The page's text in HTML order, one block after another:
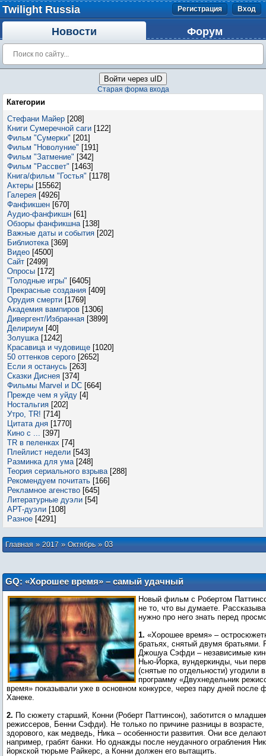
Twilight Russia Регистрация Вход
Новости Форум
Войти через uID
Старая форма входа
Категории
Стефани Майер [208]
Книги Сумеречной саги [122]
Фильм "Сумерки" [201]
Фильм "Новолуние" [191]
Фильм "Затмение" [342]
Фильм "Рассвет" [1463]
Книга/фильм "Гостья" [1178]
Актеры [15562]
Галерея [4926]
Фанфикшен [670]
Аудио-фанфикшн [61]
Обзоры фанфикшна [138]
Важные даты и события [202]
Библиотека [369]
Видео [4500]
Сайт [2499]
Опросы [172]
"Голодные игры" [6405]
Прекрасные создания [409]
Орудия смерти [1769]
Академия вампиров [1306]
Дивергент/Избранная [3899]
Делириум [40]
Золушка [1242]
Красавица и чудовище [1020]
50 оттенков серого [2652]
Если я останусь [263]
Сказки Диснея [374]
Фильмы Marvel и DC [664]
Прежде чем я уйду [4]
Ностальгия [202]
Утро, TR! [714]
Цитата дня [1770]
Кино с ... [397]
TR в пеленках [74]
Плейлист недели [543]
Разминка для ума [248]
Теория сериального взрыва [288]
Рекомендуем почитать [166]
Рекламное агенство [645]
Литературные дуэли [54]
АРТ-дуэли [108]
Разное [4291]
Главная»2017 » Октябрь » 03
GQ: «Хорошее время» – самый удачный
фильм, который мужчина может
посмотреть в эти выходные
Новый фильм с Робертом
не то, что вы думаете.
нужно про него знать перед
1. «Хорошее время» –
братьях, снятый двумя братьями.
Джошуа Сэфди – независимые
Нью-Йорка, вундеркинды, чьи
(снятые по отдельности) угодили
программу «Двухнедельник
время» показывали уже в основном конкурсе, через пару дней после
Ханеке.
2. По сюжету старший, Конни (Роберт Паттинсон), заботится о
режиссеров, Бенни Сэфди). Не только по причине разницы в возрасте,
здорового, как медведь, Ника – особенности развития. Они все
например, грабят банки. Но однажды после неудачного ограбления
йоркской тюрьме Райкерс, а Конни должен его вытащить.